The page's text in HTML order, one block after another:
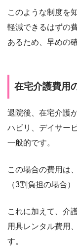
このような制度を
軽減できるはずの
あるため、早めの
在宅介護費用
退院後、在宅介護
ハビリ、デイサー
一般的です。
この場合の費用は
（3割負担の場合）
これに加えて、介
用具レンタル費用
す。